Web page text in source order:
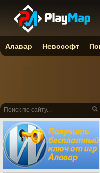
Алавар Невософт